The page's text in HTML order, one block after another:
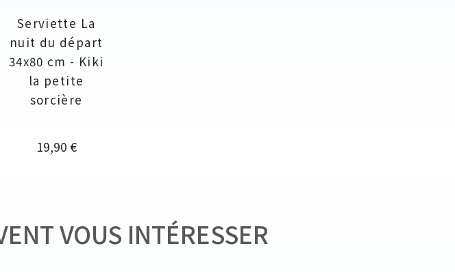
Serviette La
nuit du départ
34x80 cm - Kiki
la petite
sorcière
Prix
19,90 €
VOUS INTÉRESSER